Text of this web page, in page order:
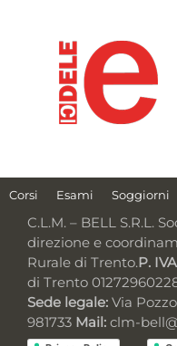
Corsi Esami Soggiorni
C.L.M. – BELL S.R.L.
direzione e
Rurale di Trento.P.
di Trento
Sede legale: Via
981733 Mail: clm-